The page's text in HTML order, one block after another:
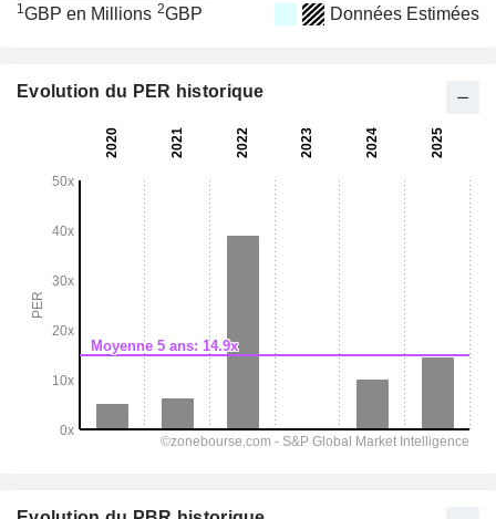
1GBP en Millions 2GBP Données Estimées
Evolution du PER historique